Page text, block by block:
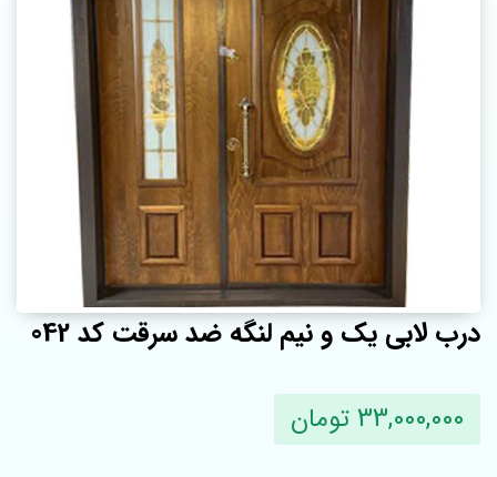
درب لابی یک و نیم لنگه ضد سرقت کد 042
33,000,000 تومان